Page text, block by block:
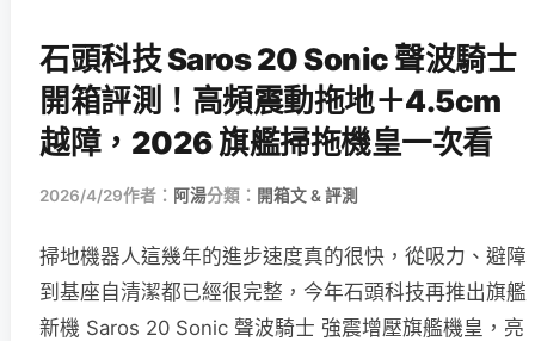
石頭科技 Saros 20 Sonic 聲波騎士
開箱評測！高頻震動拖地＋4.5cm
越障，2026 旗艦掃拖機皇一次看
2026/4/29作者： 阿湯分類： 開箱文 & 評測
掃地機器人這幾年的進步速度真的很快，從吸力、避障
到基座自清潔都已經很完整，今年石頭科技再推出旗艦
新機 Saros 20 Sonic 聲波騎士 強震增壓旗艦機皇，亮